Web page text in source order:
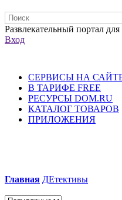
Развлекательный портал для
Вход
СЕРВИСЫ НА
В ТАРИФЕ FREE
РЕСУРСЫ DOM.RU
КАТАЛОГ ТОВАРОВ
ПРИЛОЖЕНИЯ
Главная ДЕтективы